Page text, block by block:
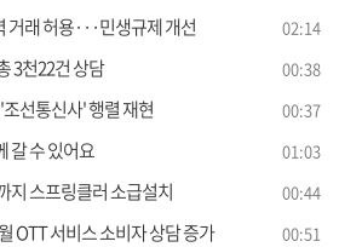
거래 허용···민생규제 개선 02:14
3천22건 상담 00:38
선통신사' 행렬 재현 00:37
갈 수 있어요 01:03
지 스프링클러 소급설치 00:44
OTT 서비스 소비자 상담 증가 00:51